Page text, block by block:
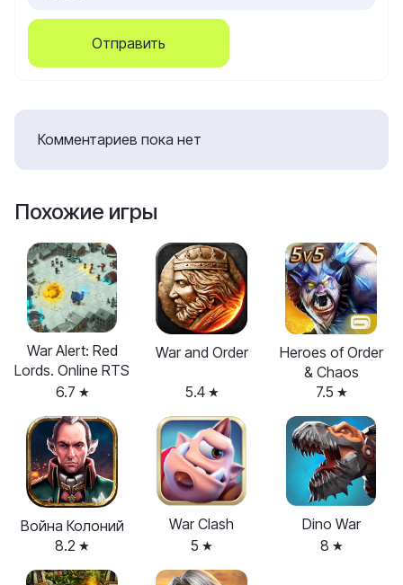
Отправить
Комментариев пока нет
Похожие игры
War Alert: Red
Lords. Online RTS
6.7
War and Order
5.4
Heroes of Order
& Chaos
7.5
Война Колоний
8.2
War Clash
5
Dino War
8